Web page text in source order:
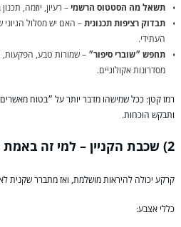
תשאל מה הסטטוס הרשמי– רעיון, יוזמה,
תבדוק רציפות תכנונית– האם יש מסלול הגיוני
העתידי.
תחפש ״שוברי סיפור״ – שמורות טבע, הפקעות,
מסדרונות אקולוגיים.
רמז קטן: ככל שמישהו מדבר יותר על ״בטוח
ותבקש הוכחות.
2) שכבת הקניין – למי זה באמת שייך, ומה בדיוק קונים?
קרקע יכולה להיראות מושלמת, ואז מתברר שקנית
כללי אצבע: